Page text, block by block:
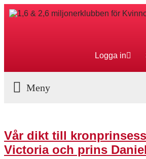
Logga in
Vår dikt till
Victoria och prins Daniel